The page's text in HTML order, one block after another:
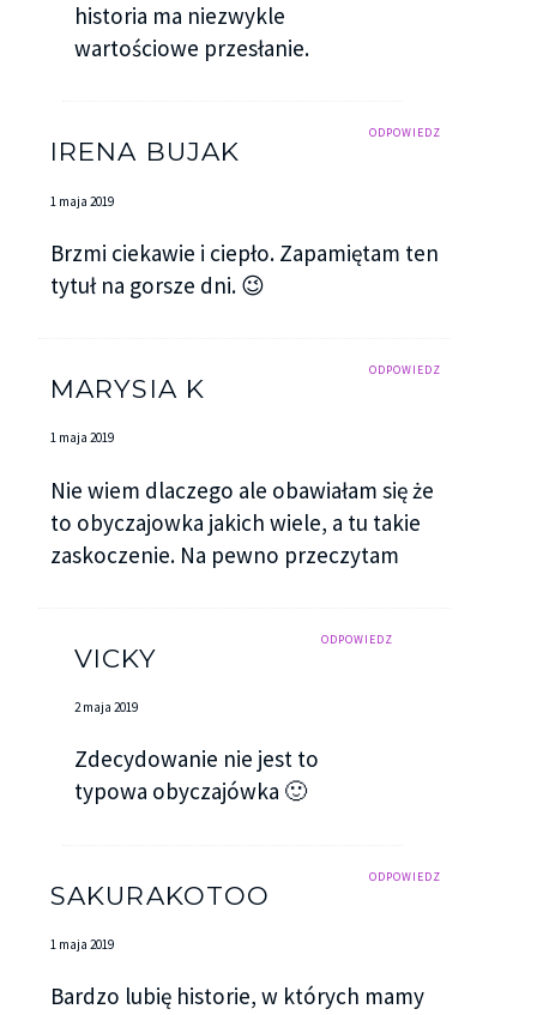
historia ma niezwykle
wartościowe przesłanie.
ODPOWIEDZ
IRENA BUJAK
1 maja 2019
Brzmi ciekawie i ciepło. Zapamiętam ten
tytuł na gorsze dni. 😉
ODPOWIEDZ
MARYSIA K
1 maja 2019
Nie wiem dlaczego ale obawiałam się że
to obyczajowka jakich wiele, a tu takie
zaskoczenie. Na pewno przeczytam
ODPOWIEDZ
VICKY
2 maja 2019
Zdecydowanie nie jest to
typowa obyczajówka 🙂
ODPOWIEDZ
SAKURAKOTOO
1 maja 2019
Bardzo lubię historie, w których mamy